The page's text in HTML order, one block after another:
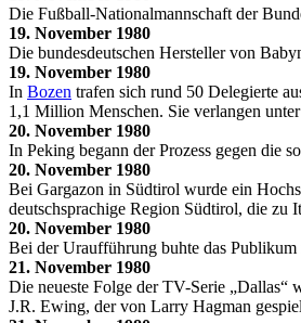
Die Fußball-Nationalmannschaft der
19. November 1980
Die bundesdeutschen Hersteller von
19. November 1980
In Bozen trafen sich rund 50 Delegierte
1,1 Million Menschen. Sie verlangen
20. November 1980
In Peking begann der Prozess gegen die
20. November 1980
Bei Gargazon in Südtirol wurde ein
deutschsprachige Region Südtirol, die zu
20. November 1980
Bei der Uraufführung buhte das Publikum
21. November 1980
Die neueste Folge der TV-Serie „Dallas“
J.R. Ewing, der von Larry Hagman